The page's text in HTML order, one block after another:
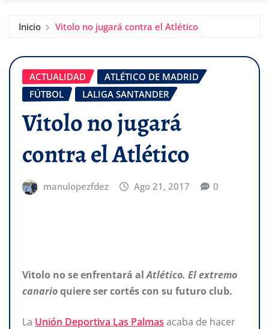
Inicio Vitolo no jugará contra el Atlético
ACTUALIDAD
ATLÉTICO DE MADRID
FÚTBOL
LALIGA SANTANDER
Vitolo no jugará
contra el Atlético
manulopezfdez Ago 21, 2017 0
Vitolo no se enfrentará alAtlético. El extremo
canarioquiere ser cortés con su futuro club.
La Unión Deportiva Las Palmas acaba de hacer